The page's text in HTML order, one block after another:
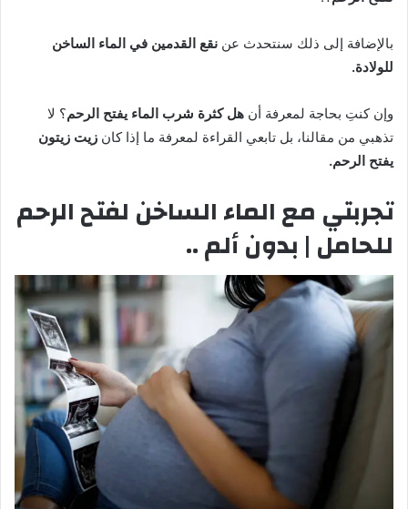
بالإضافة إلى ذلك سنتحدث عن نقع القدمين في الماء الساخن
للولادة.
وإن كنتِ بحاجة لمعرفة أن هل كثرة شرب الماء يفتح الرحم؟ لا
تذهبي من مقالنا، بل تابعي القراءة لمعرفة ما إذا كان زيت زيتون
يفتح الرحم.
تجربتي مع الماء الساخن لفتح الرحم
للحامل | بدون ألم ..